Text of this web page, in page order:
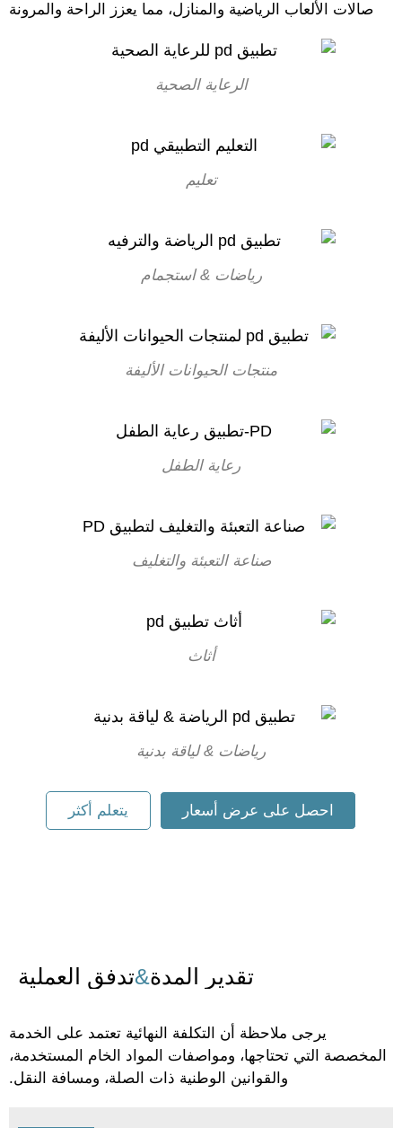
صالات الألعاب الرياضية والمنازل، مما يعزز الراحة والمرونة
الرعاية الصحية
تعليم
رياضات & استجمام
منتجات الحيوانات الأليفة
رعاية الطفل
صناعة التعبئة والتغليف
أثاث
رياضات & لياقة بدنية
احصل على عرض أسعار يتعلم أكثر
تقدير المدة&تدفق العملية
يرجى ملاحظة أن التكلفة النهائية تعتمد على الخدمة
التي تحتاجها، ومواصفات المواد الخام المستخدمة،
والقوانين الوطنية ذات الصلة، ومسافة النقل.